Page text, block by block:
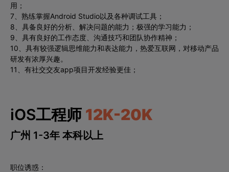
用；
7、熟练掌握Android Studio以及各种调试工具；
8、具备良好的分析、解决问题的能力；极强的学习能力；
9、具有良好的工作态度、沟通技巧和团队协作精神；
10、具有较强逻辑思维能力和表达能力，热爱互联网，对移动产品
研发有浓厚兴趣。
11、有社交交友app项目开发经验更佳；
iOS工程师 12K-20K
广州 1-3年 本科以上
职位诱惑：